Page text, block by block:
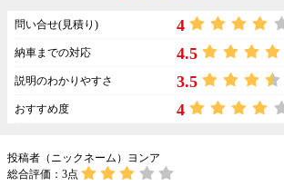
問い合せ(見積り) 4
納車までの対応 4.5
説明のわかりやすさ 3.5
おすすめ度 4
投稿者（ニックネーム）ヨンア
総合評価： 3点